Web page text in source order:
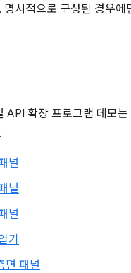
명시적으로 구성된 경우에
API 확장 프로그램 데모
널
널
널
기
면 패널